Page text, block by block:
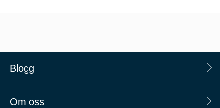
Blogg
Om oss